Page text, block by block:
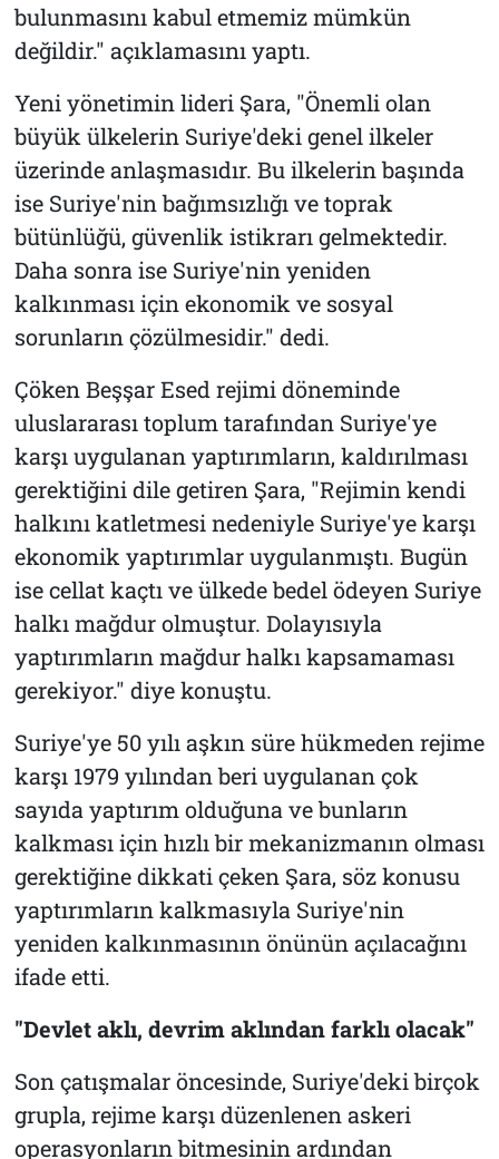
bulunmasını kabul etmemiz mümkün
değildir." açıklamasını yaptı.
Yeni yönetimin lideri Şara, "Önemli olan
büyük ülkelerin Suriye'deki genel ilkeler
üzerinde anlaşmasıdır. Bu ilkelerin başında
ise Suriye'nin bağımsızlığı ve toprak
bütünlüğü, güvenlik istikrarı gelmektedir.
Daha sonra ise Suriye'nin yeniden
kalkınması için ekonomik ve sosyal
sorunların çözülmesidir." dedi.
Çöken Beşşar Esed rejimi döneminde
uluslararası toplum tarafından Suriye'ye
karşı uygulanan yaptırımların, kaldırılması
gerektiğini dile getiren Şara, "Rejimin kendi
halkını katletmesi nedeniyle Suriye'ye karşı
ekonomik yaptırımlar uygulanmıştı. Bugün
ise cellat kaçtı ve ülkede bedel ödeyen Suriye
halkı mağdur olmuştur. Dolayısıyla
yaptırımların mağdur halkı kapsamaması
gerekiyor." diye konuştu.
Suriye'ye 50 yılı aşkın süre hükmeden rejime
karşı 1979 yılından beri uygulanan çok
sayıda yaptırım olduğuna ve bunların
kalkması için hızlı bir mekanizmanın olması
gerektiğine dikkati çeken Şara, söz konusu
yaptırımların kalkmasıyla Suriye'nin
yeniden kalkınmasının önünün açılacağını
ifade etti.
"Devlet aklı, devrim aklından farklı olacak"
Son çatışmalar öncesinde, Suriye'deki birçok
grupla, rejime karşı düzenlenen askeri
operasyonların bitmesinin ardından